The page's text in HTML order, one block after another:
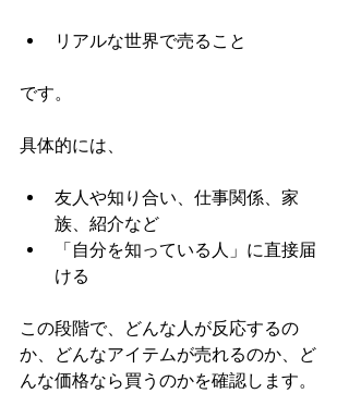
リアルな世界で売ること
です。
具体的には、
友人や知り合い、仕事関係、家
族、紹介など
「自分を知っている人」に直接届
ける
この段階で、どんな人が反応するの
か、どんなアイテムが売れるのか、ど
んな価格なら買うのかを確認します。